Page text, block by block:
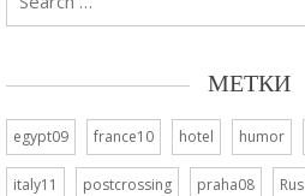
МЕТКИ
egypt09 france10 hotel humor
italy11 postcrossing praha08